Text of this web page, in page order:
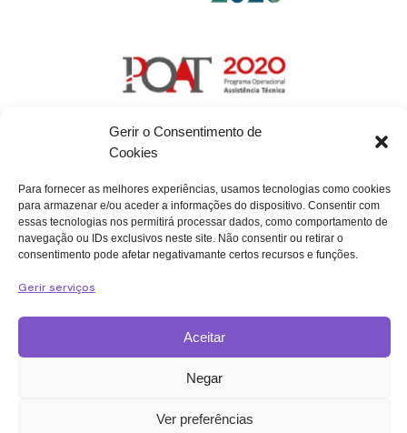
Gerir o Consentimento de
Cookies
Para fornecer as melhores experiências, usamos tecnologias como cookies
para armazenar e/ou aceder a informações do dispositivo. Consentir com
essas tecnologias nos permitirá processar dados, como comportamento de
navegação ou IDs exclusivos neste site. Não consentir ou retirar o
consentimento pode afetar negativamante certos recursos e funções.
Gerir serviços
Aceitar
Negar
Ver preferências
Acessibilidade e Usabilidade
Código de Ética
Medidas de Prevenção
reservados | Desenvolvido porADDAPTERS.COM